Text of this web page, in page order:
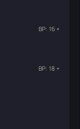
ВР: 16 +
ВР: 18 +